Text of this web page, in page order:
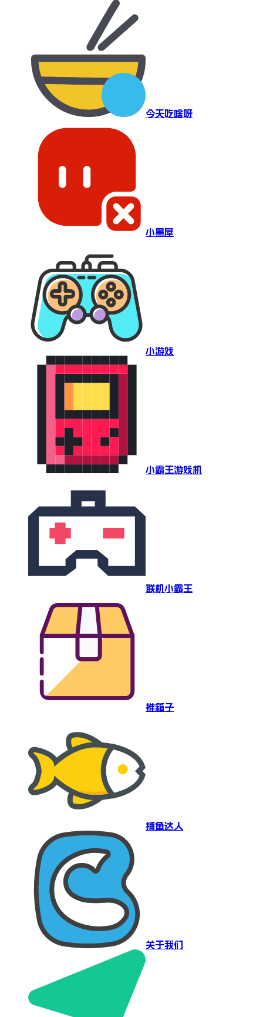
今天吃啥呀
小黑屋
小游戏
小霸王游戏机
联机小霸王
推箱子
捕鱼达人
关于我们